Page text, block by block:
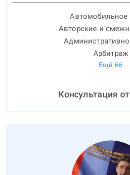
Автомобильное
Авторские и
Арбитраж
Ещё 66
Консультация от